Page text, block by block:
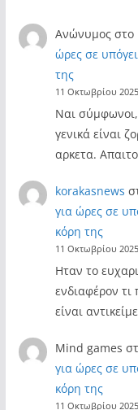
Ανώνυμος στο
ώρες σε
της
11 Οκτωβρίου 2025
Ναι σύμφωνοι,
γενικά είναι
αρκετα.
korakasnews
για ώρες σε
κόρη της
11 Οκτωβρίου 2025
Ηταν το
ενδιαφέρον τι
είναι
Mind games
για ώρες σε
κόρη της
11 Οκτωβρίου 2025